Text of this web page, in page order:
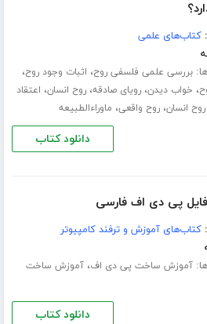
کتاب‌های علمی
بررسی علمی فلسفی روح، اثبات وجود روح،
، خواب دیدن،رویای صادقه،روح انسان، اعتقاد
روح انسان،روح واقعی، ماوراءالطبیعه
دانلود کتاب
فایل پی دی اف فارسی
کتاب‌های آموزش و ترفند کامپیوتر
آموزش ساخت پی دی اف،آموزش ساخت
دانلود کتاب